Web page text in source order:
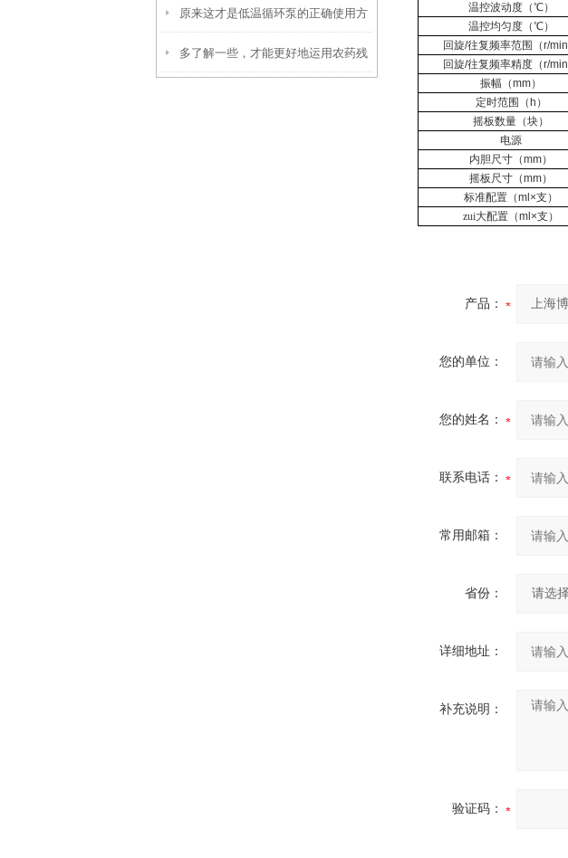
中的使用技巧
原来这才是低温循环泵的正确使用方
法！
多了解一些，才能更好地运用农药残
温控波动度（℃）
温控均匀度（℃）
回旋/往复频率范围（r/min
回旋/往复频率精度（r/min
振幅（mm）
定时范围（ h ）
摇板数量（块）
电源
内胆尺寸（mm）
摇板尺寸（mm）
标准配置（ml×支）
zui大配置（ml×支）
产品：
您的单位：
您的姓名：
联系电话：
常用邮箱：
省份：
详细地址：
补充说明：
验证码：